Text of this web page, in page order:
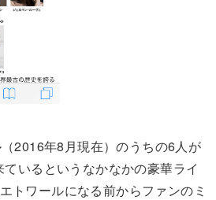
2016年8月現在）のうちの6人が
いるというなかなかの豪華ライ
トワールになる前からファンのミ